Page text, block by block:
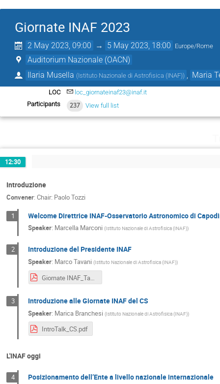
Giornate INAF 2023
2 May 2023, 09:00 → 5 May 2023, 18:00 Europe/Rome
Auditorium Nazionale (OACN)
Ilaria Musella (Istituto Nazionale di Astrofisica (INAF)) Maria
LOC
loc_giornateinaf23@inaf.it
Participants
237 View full list
12:30
Introduzione
Convener: Chair: Paolo Tozzi
1 Welcome Direttrice INAF-Osservatorio Astronomico di
Speaker: Marcella Marconi (Istituto Nazionale di Astrofisica (INAF))
2 Introduzione del Presidente INAF
Speaker: Marco Tavani (Istituto Nazionale di Astrofisica (INAF))
3 Introduzione alle Giornate INAF del CS
Speaker: Marica Branchesi (Istituto Nazionale di Astrofisica (INAF))
IntroTalk_CS.pdf
L'INAF oggi
4 Posizionamento dell’Ente a livello nazionale internazionale